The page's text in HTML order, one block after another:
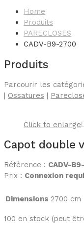
Home
Produits
PARECLOSES
CADV-B9-2700
Produits
Parcourir les
| Ossatures |
Click to enlarge
Capot double
Référence : CADV-
Prix : Connexion
Dimensions 2700 cm
100 en stock (peut